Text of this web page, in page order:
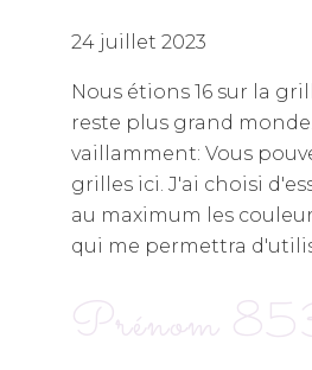
24 juillet 2023
Nous étions 16 sur la
reste plus grand
vaillamment: Vous
grilles ici. J'ai choisi
au maximum les
qui me permettra
Prénom